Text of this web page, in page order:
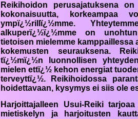
Reikihoidon perusajatuksena
kokonaisuutta,
ympï¿½rillï¿½mme.
alkuperï¿½ï¿½mme on
tietoisen mielemme
kokemusten seurauksena.
tï¿½mï¿½n luonnollisen
mielen ettï¿½ kehon energiat
terveyttï¿½.
Reikihoidossa
hoidettavaan, kysymys ei siis ole
Harjoittajalleen Usui-Reikitarjoaa
mietiskelyn ja harjoitusten